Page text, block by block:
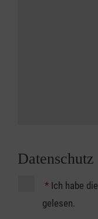
Datenschutz
* Ich habe die
gelesen.